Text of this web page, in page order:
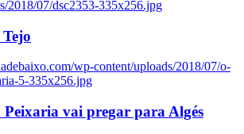
2018/07/dsc2353-335x256.jpg
Tejo
wp-content/uploads/2018/07/o-
5-335x256.jpg
Peixaria vai pregar para Algés